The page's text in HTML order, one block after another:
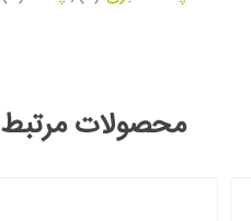
محصولات مرتبط